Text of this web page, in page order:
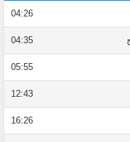
04:26
04:35
05:55
12:43
16:26